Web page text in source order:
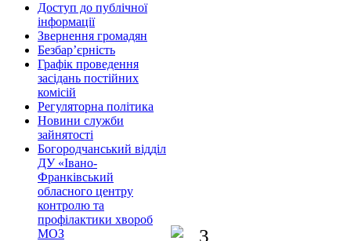
Доступ до публічної
інформації
Звернення громадян
Безбар’єрність
Графік проведення
засідань постійних
комісій
Регуляторна політика
Новини служби
зайнятості
Богородчанський відділ
ДУ «Івано-
Франківський
обласного центру
контролю та
профілактики хвороб
МОЗ